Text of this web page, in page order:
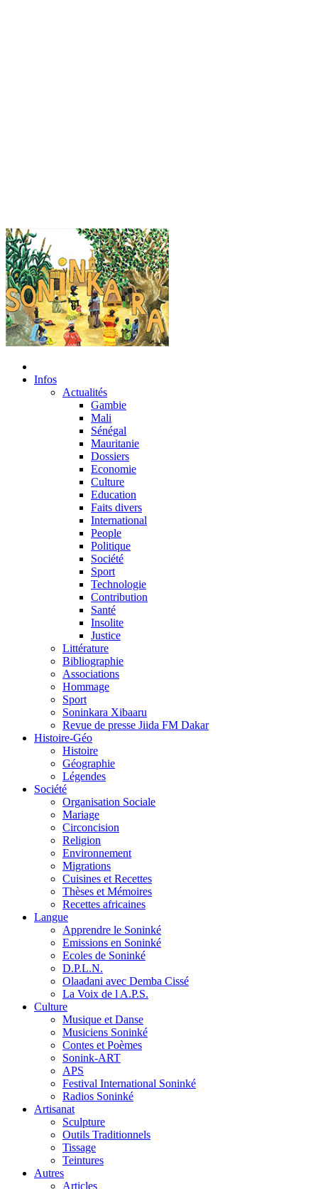
Infos
Actualités
Gambie
Mali
Sénégal
Mauritanie
Dossiers
Economie
Culture
Education
Faits divers
International
People
Politique
Société
Sport
Technologie
Contribution
Santé
Insolite
Justice
Littérature
Bibliographie
Associations
Hommage
Sport
Soninkara Xibaaru
Revue de presse Jiida FM Dakar
Histoire-Géo
Histoire
Géographie
Légendes
Société
Organisation Sociale
Mariage
Circoncision
Religion
Environnement
Migrations
Cuisines et Recettes
Thèses et Mémoires
Recettes africaines
Langue
Apprendre le Soninké
Emissions en Soninké
Ecoles de Soninké
D.P.L.N.
Olaadani avec Demba Cissé
La Voix de l A.P.S.
Culture
Musique et Danse
Musiciens Soninké
Contes et Poèmes
Sonink-ART
APS
Festival International Soninké
Radios Soninké
Artisanat
Sculpture
Outils Traditionnels
Tissage
Teintures
Autres
Articles